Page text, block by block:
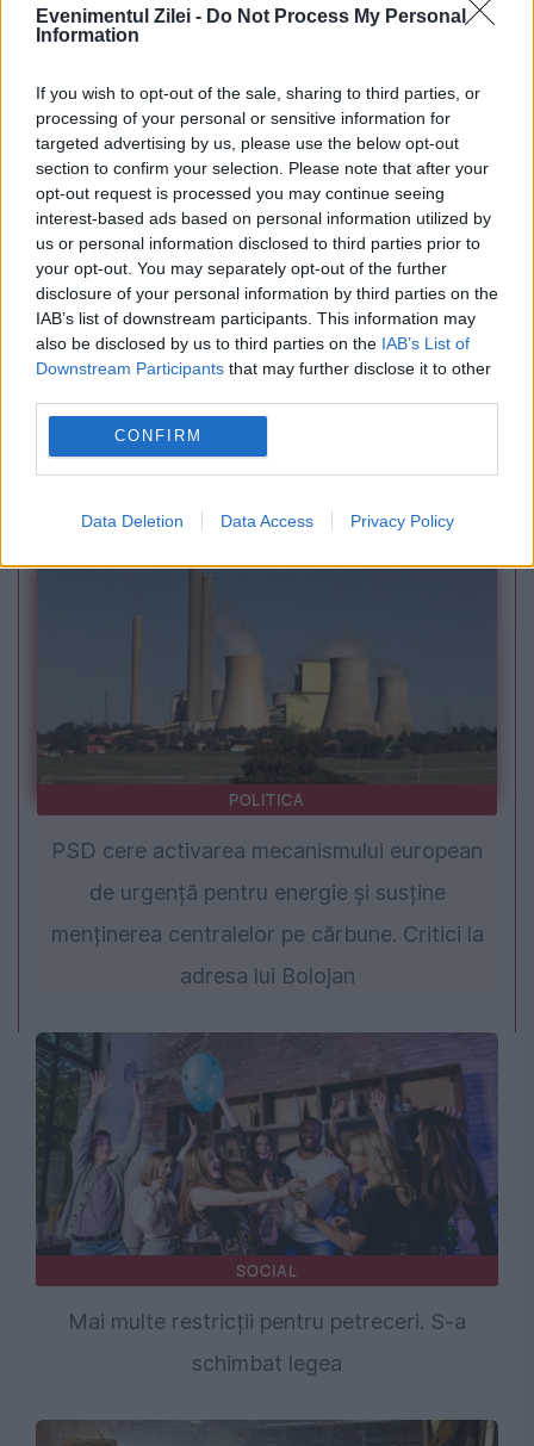
Evenimentul Zilei - Do Not Process My Personal
Information
If you wish to opt-out of the sale, sharing to third parties, or
processing of your personal or sensitive information for
targeted advertising by us, please use the below opt-out
section to confirm your selection. Please note that after your
opt-out request is processed you may continue seeing
interest-based ads based on personal information utilized by
us or personal information disclosed to third parties prior to
your opt-out. You may separately opt-out of the further
disclosure of your personal information by third parties on the
IAB’s list of downstream participants. This information may
also be disclosed by us to third parties on the IAB’s List of
Downstream Participants that may further disclose it to other
CONFIRM
Data Deletion Data Access Privacy Policy
Remediul pentru mahmureală recomandat de
MONDEN
Au spus „da” departe de ochii lumii. Zendaya și
Tom Holland au celebrat acum evenimentul
POLITICA
PSD cere activarea mecanismului european
de urgență pentru energie și susține
menținerea centralelor pe cărbune. Critici la
adresa lui Bolojan
SOCIAL
Mai multe restricții pentru petreceri. S-a
schimbat legea